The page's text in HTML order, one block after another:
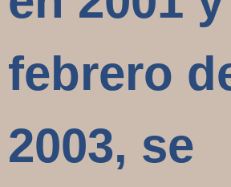
febrero
2003, se